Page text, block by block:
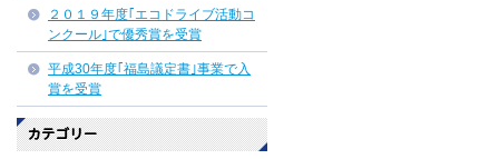
２０１９年度｢エコドライブ活動コ
ンクール｣で優秀賞を受賞
平成30年度｢福島議定書｣事業で入
賞を受賞